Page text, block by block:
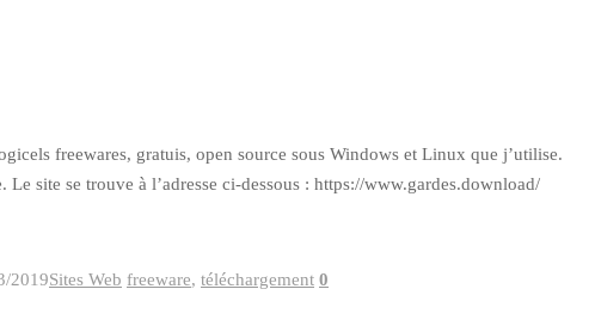
freewares, gratuis, open source sous Windows et Linux que j’utilise.
site se trouve à l’adresse ci-dessous : https://www.gardes.download/
2019Sites Web freeware, téléchargement 0